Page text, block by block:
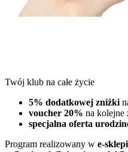
Twój klub na całe życie
5% dodatkowej zniżki
voucher 20% na kolejne
specjalna oferta
Program realizowany w e-